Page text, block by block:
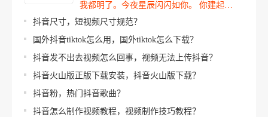
我都明了。今夜星辰闪闪如你。 你建起…
抖音尺寸，短视频尺寸规范？
国外抖音tiktok怎么用，国外tiktok怎么下载？
抖音发不出去视频怎么回事，视频无法上传抖音？
抖音火山版正版下载安装，抖音火山版下载？
抖音粉，热门抖音歌曲？
抖音怎么制作视频教程，视频制作技巧教程？